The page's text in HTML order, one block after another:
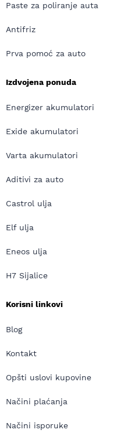
Paste za poliranje auta
Antifriz
Prva pomoć za auto
Izdvojena ponuda
Energizer akumulatori
Exide akumulatori
Varta akumulatori
Aditivi za auto
Castrol ulja
Elf ulja
Eneos ulja
H7 Sijalice
Korisni linkovi
Blog
Kontakt
Opšti uslovi kupovine
Načini plaćanja
Načini isporuke